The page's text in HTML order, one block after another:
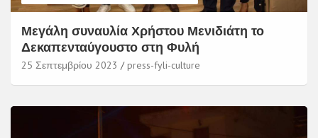
Μεγάλη συναυλία Χρήστου Μενιδιάτη το
Δεκαπενταύγουστο στη Φυλή
25 Σεπτεμβρίου 2023 press-fyli-culture